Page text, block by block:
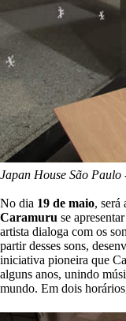
Japan House São
No dia 19 de maio, será
Caramuru se
artista dialoga com os
partir desses sons,
iniciativa pioneira que
alguns anos, unindo
mundo. Em dois